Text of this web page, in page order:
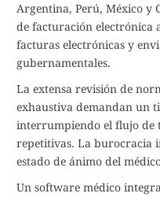
Argentina, Perú, México y
de facturación electrónica
facturas electrónicas y
gubernamentales.
La extensa revisión de
exhaustiva demandan un
interrumpiendo el flujo de
repetitivas. La burocracia
estado de ánimo del
Un software médico